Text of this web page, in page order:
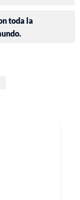
toda la